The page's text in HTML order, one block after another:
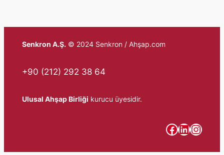
Senkron A.Ş.© 2024 Senkron / Ahşap.com
+90 (212) 292 38 64
Ulusal Ahşap Birliği kurucu üyesidir.
Facebook LinkedIn Instagram